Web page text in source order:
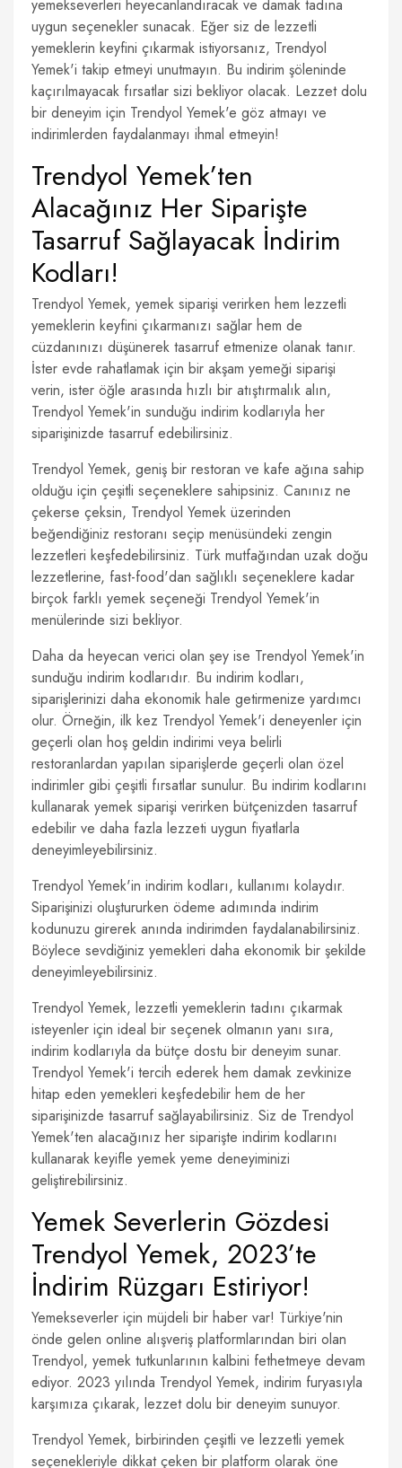
yemekseverleri heyecanlandıracak ve damak tadına
uygun seçenekler sunacak. Eğer siz de lezzetli
yemeklerin keyfini çıkarmak istiyorsanız, Trendyol
Yemek'i takip etmeyi unutmayın. Bu indirim şöleninde
kaçırılmayacak fırsatlar sizi bekliyor olacak. Lezzet dolu
bir deneyim için Trendyol Yemek'e göz atmayı ve
indirimlerden faydalanmayı ihmal etmeyin!
Trendyol Yemek’ten
Alacağınız Her Siparişte
Tasarruf Sağlayacak İndirim
Kodları!
Trendyol Yemek, yemek siparişi verirken hem lezzetli
yemeklerin keyfini çıkarmanızı sağlar hem de
cüzdanınızı düşünerek tasarruf etmenize olanak tanır.
İster evde rahatlamak için bir akşam yemeği siparişi
verin, ister öğle arasında hızlı bir atıştırmalık alın,
Trendyol Yemek'in sunduğu indirim kodlarıyla her
siparişinizde tasarruf edebilirsiniz.
Trendyol Yemek, geniş bir restoran ve kafe ağına sahip
olduğu için çeşitli seçeneklere sahipsiniz. Canınız ne
çekerse çeksin, Trendyol Yemek üzerinden
beğendiğiniz restoranı seçip menüsündeki zengin
lezzetleri keşfedebilirsiniz. Türk mutfağından uzak doğu
lezzetlerine, fast-food'dan sağlıklı seçeneklere kadar
birçok farklı yemek seçeneği Trendyol Yemek'in
menülerinde sizi bekliyor.
Daha da heyecan verici olan şey ise Trendyol Yemek'in
sunduğu indirim kodlarıdır. Bu indirim kodları,
siparişlerinizi daha ekonomik hale getirmenize yardımcı
olur. Örneğin, ilk kez Trendyol Yemek'i deneyenler için
geçerli olan hoş geldin indirimi veya belirli
restoranlardan yapılan siparişlerde geçerli olan özel
indirimler gibi çeşitli fırsatlar sunulur. Bu indirim kodlarını
kullanarak yemek siparişi verirken bütçenizden tasarruf
edebilir ve daha fazla lezzeti uygun fiyatlarla
deneyimleyebilirsiniz.
Trendyol Yemek'in indirim kodları, kullanımı kolaydır.
Siparişinizi oluştururken ödeme adımında indirim
kodunuzu girerek anında indirimden faydalanabilirsiniz.
Böylece sevdiğiniz yemekleri daha ekonomik bir şekilde
deneyimleyebilirsiniz.
Trendyol Yemek, lezzetli yemeklerin tadını çıkarmak
isteyenler için ideal bir seçenek olmanın yanı sıra,
indirim kodlarıyla da bütçe dostu bir deneyim sunar.
Trendyol Yemek'i tercih ederek hem damak zevkinize
hitap eden yemekleri keşfedebilir hem de her
siparişinizde tasarruf sağlayabilirsiniz. Siz de Trendyol
Yemek'ten alacağınız her siparişte indirim kodlarını
kullanarak keyifle yemek yeme deneyiminizi
geliştirebilirsiniz.
Yemek Severlerin Gözdesi
Trendyol Yemek, 2023’te
İndirim Rüzgarı Estiriyor!
Yemekseverler için müjdeli bir haber var! Türkiye'nin
önde gelen online alışveriş platformlarından biri olan
Trendyol, yemek tutkunlarının kalbini fethetmeye devam
ediyor. 2023 yılında Trendyol Yemek, indirim furyasıyla
karşımıza çıkarak, lezzet dolu bir deneyim sunuyor.
Trendyol Yemek, birbirinden çeşitli ve lezzetli yemek
seçenekleriyle dikkat çeken bir platform olarak öne